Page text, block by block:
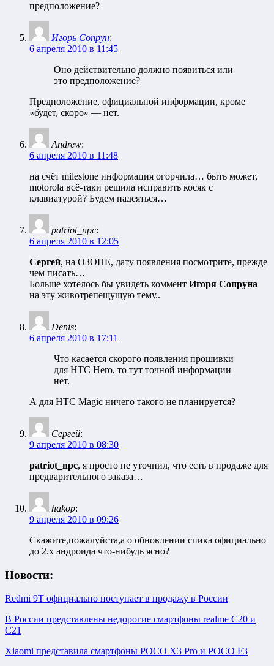
предположение?
Игорь Сопрун:
6 апреля 2010 в 11:45
Оно действительно должно появиться или
это предположение?
Предположение, официальной информации, кроме
«будет, скоро» — нет.
Andrew:
6 апреля 2010 в 11:48
на счёт milestone информация огорчила… быть может,
motorola всё-таки решила исправить косяк с
клавиатурой? Будем надеяться…
patriot_npc:
6 апреля 2010 в 12:05
Сергей, на ОЗОНЕ, дату появления посмотрите, прежде
чем писать…
Больше хотелось бы увидеть коммент Игоря Сопруна
на эту животрепещущую тему..
Denis:
6 апреля 2010 в 17:11
Что касается скорого появления прошивки
для HTC Hero, то тут точной информации
нет.
А для HTC Magic ничего такого не планируется?
Сергей:
9 апреля 2010 в 08:30
patriot_npc, я просто не уточнил, что есть в продаже для
предварительного заказа…
hakop:
9 апреля 2010 в 09:26
Скажите,пожалуйста,а о обновлении спика официально
до 2.х андроида что-нибудь ясно?
Новости:
Redmi 9T официально поступает в продажу в России
В России представлены недорогие смартфоны realme C20 и
C21
Xiaomi представила смартфоны POCO X3 Pro и POCO F3